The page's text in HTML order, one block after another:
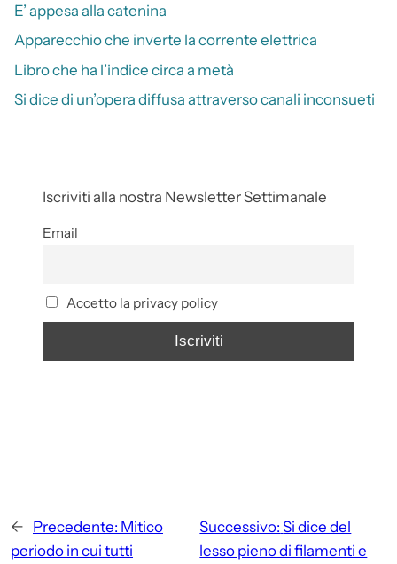
E’ appesa alla catenina
Apparecchio che inverte la corrente elettrica
Libro che ha l’indice circa a metà
Si dice di un’opera diffusa attraverso canali inconsueti
Iscriviti alla nostra Newsletter Settimanale
Email
Accetto la privacy policy
← Precedente: Mitico
periodo in cui tutti
Successivo: Si dice del
lesso pieno di filamenti e